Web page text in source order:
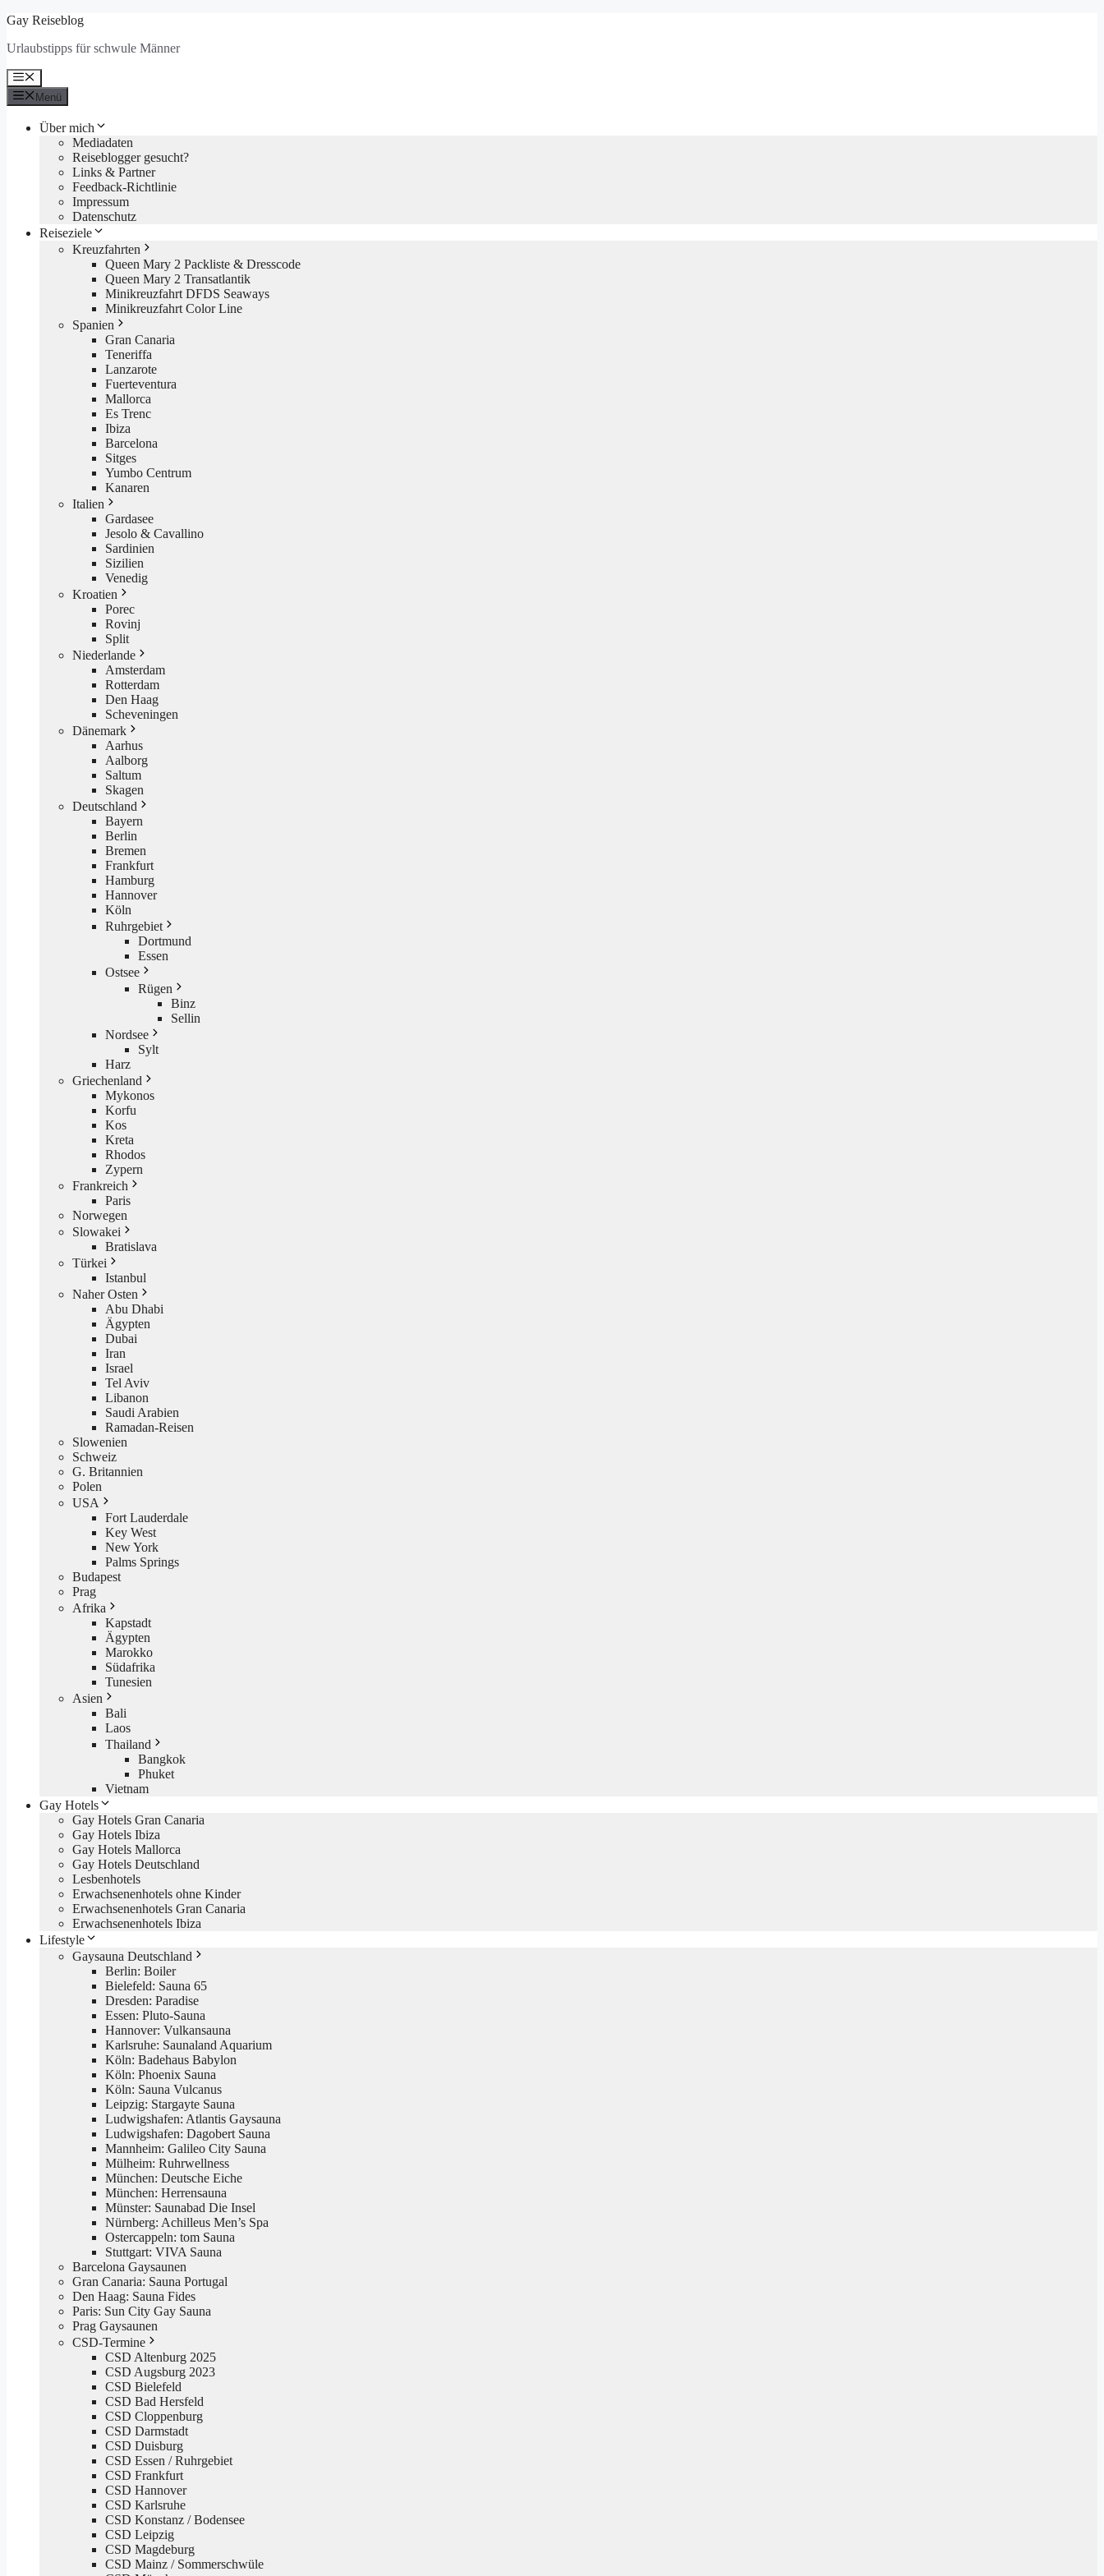
Zum
springen
Gay Reiseblog
Urlaubstipps für schwule Männer
Menü
Menü
Über mich
Mediadaten
Reiseblogger gesucht?
Links & Partner
Feedback-Richtlinie
Impressum
Datenschutz
Reiseziele
Kreuzfahrten
Queen Mary 2 Packliste & Dresscode
Queen Mary 2 Transatlantik
Minikreuzfahrt DFDS Seaways
Minikreuzfahrt Color Line
Spanien
Gran Canaria
Teneriffa
Lanzarote
Fuerteventura
Mallorca
Es Trenc
Ibiza
Barcelona
Sitges
Yumbo Centrum
Kanaren
Italien
Gardasee
Jesolo & Cavallino
Sardinien
Sizilien
Venedig
Kroatien
Porec
Rovinj
Split
Niederlande
Amsterdam
Rotterdam
Den Haag
Scheveningen
Dänemark
Aarhus
Aalborg
Saltum
Skagen
Deutschland
Bayern
Berlin
Bremen
Frankfurt
Hamburg
Hannover
Köln
Ruhrgebiet
Dortmund
Essen
Ostsee
Rügen
Binz
Sellin
Nordsee
Sylt
Harz
Griechenland
Mykonos
Korfu
Kos
Kreta
Rhodos
Zypern
Frankreich
Paris
Norwegen
Slowakei
Bratislava
Türkei
Istanbul
Naher Osten
Abu Dhabi
Ägypten
Dubai
Iran
Israel
Tel Aviv
Libanon
Saudi Arabien
Ramadan-Reisen
Slowenien
Schweiz
G. Britannien
Polen
USA
Fort Lauderdale
Key West
New York
Palms Springs
Budapest
Prag
Afrika
Kapstadt
Ägypten
Marokko
Südafrika
Tunesien
Asien
Bali
Laos
Thailand
Bangkok
Phuket
Vietnam
Gay Hotels
Gay Hotels Gran Canaria
Gay Hotels Ibiza
Gay Hotels Mallorca
Gay Hotels Deutschland
Lesbenhotels
Erwachsenenhotels ohne Kinder
Erwachsenenhotels Gran Canaria
Erwachsenenhotels Ibiza
Lifestyle
Gaysauna Deutschland
Berlin: Boiler
Bielefeld: Sauna 65
Dresden: Paradise
Essen: Pluto-Sauna
Hannover: Vulkansauna
Karlsruhe: Saunaland Aquarium
Köln: Badehaus Babylon
Köln: Phoenix Sauna
Köln: Sauna Vulcanus
Leipzig: Stargayte Sauna
Ludwigshafen: Atlantis Gaysauna
Ludwigshafen: Dagobert Sauna
Mannheim: Galileo City Sauna
Mülheim: Ruhrwellness
München: Deutsche Eiche
München: Herrensauna
Münster: Saunabad Die Insel
Nürnberg: Achilleus Men’s Spa
Ostercappeln: tom Sauna
Stuttgart: VIVA Sauna
Barcelona Gaysaunen
Gran Canaria: Sauna Portugal
Den Haag: Sauna Fides
Paris: Sun City Gay Sauna
Prag Gaysaunen
CSD-Termine
CSD Altenburg 2025
CSD Augsburg 2023
CSD Bielefeld
CSD Bad Hersfeld
CSD Cloppenburg
CSD Darmstadt
CSD Duisburg
CSD Essen / Ruhrgebiet
CSD Frankfurt
CSD Hannover
CSD Karlsruhe
CSD Konstanz / Bodensee
CSD Leipzig
CSD Magdeburg
CSD Mainz / Sommerschwüle